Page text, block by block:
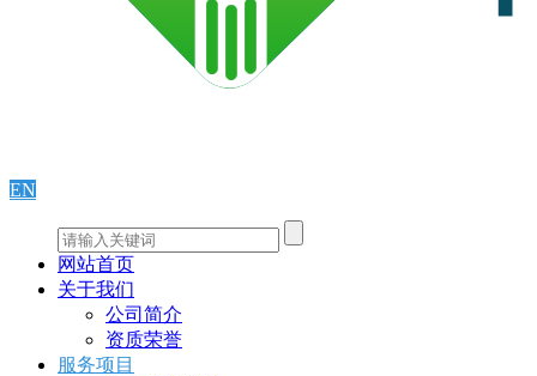
EN
网站首页
关于我们
公司简介
资质荣誉
服务项目